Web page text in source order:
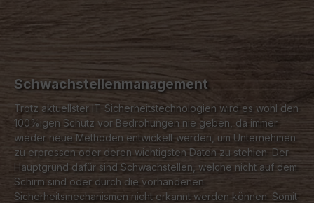
Schwachstellenmanagement
Trotz aktuellster IT-Sicherheitstechnologien wird es wohl den
100%igen Schutz vor Bedrohungen nie geben, da immer
wieder neue Methoden entwickelt werden, um Unternehmen
zu erpressen oder deren wichtigsten Daten zu stehlen. Der
Hauptgrund dafür sind Schwachstellen, welche nicht auf dem
Schirm sind oder durch die vorhandenen
Sicherheitsmechanismen nicht erkannt werden können. Somit